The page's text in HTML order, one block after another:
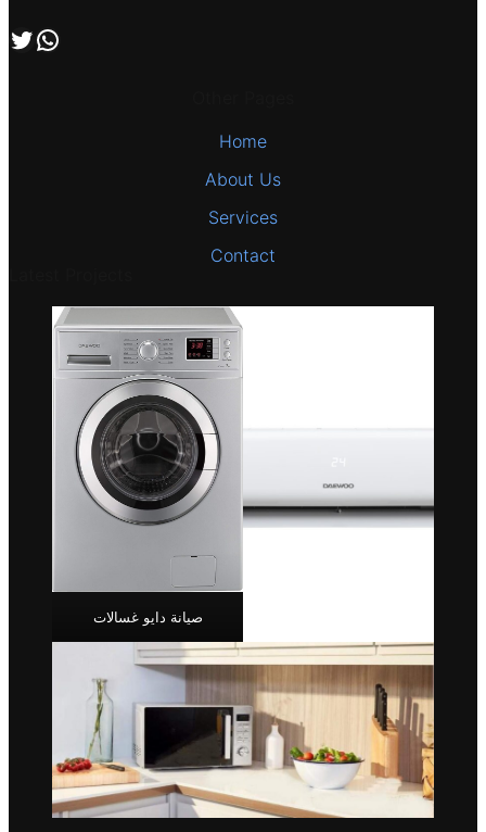
تابعنا علي صفحة التويتر اتصل بنا علي طريق الوتساب
Home
About Us
Services
Contact
صيانة دايو غسالات